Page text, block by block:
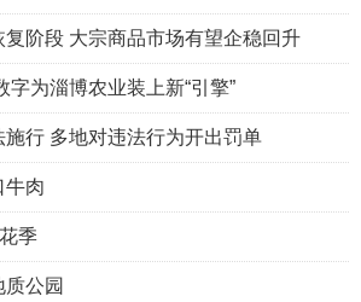
阶段 大宗商品市场有望企稳回升
为淄博农业装上新“引擎”
行 多地对违法行为开出罚单
牛肉
季
公园